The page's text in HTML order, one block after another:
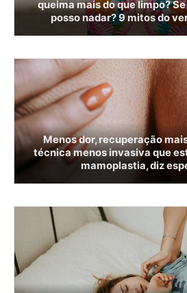
queima mais do que limpo?
posso nadar? 9 mitos do
Menos dor, recuperação
técnica menos invasiva que
mamoplastia, diz